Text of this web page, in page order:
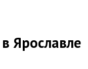
Ярославле